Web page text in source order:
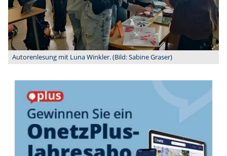
Autorenlesung mit Luna Winkler. (Bild: Sabine Graser)